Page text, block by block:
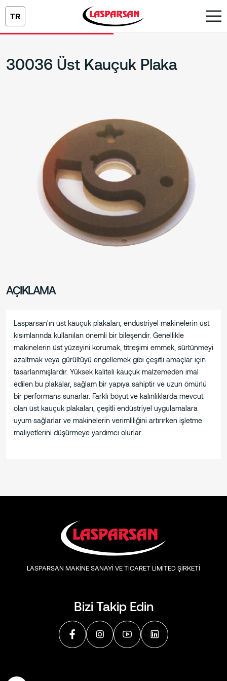
TR
30036 Üst Kauçuk Plaka
AÇIKLAMA
Lasparsan'ın üst kauçuk plakaları, endüstriyel makinelerin üst
kısımlarında kullanılan önemli bir bileşendir. Genellikle
makinelerin üst yüzeyini korumak, titreşimi emmek, sürtünmeyi
azaltmak veya gürültüyü engellemek gibi çeşitli amaçlar için
tasarlanmışlardır. Yüksek kaliteli kauçuk malzemeden imal
edilen bu plakalar, sağlam bir yapıya sahiptir ve uzun ömürlü
bir performans sunarlar. Farklı boyut ve kalınlıklarda mevcut
olan üst kauçuk plakaları, çeşitli endüstriyel uygulamalara
uyum sağlarlar ve makinelerin verimliliğini artırırken işletme
maliyetlerini düşürmeye yardımcı olurlar.
Bizi Takip Edin
LASPARSAN MAKİNE SANAYİ VE TİCARET LİMİTED ŞİRKETİ